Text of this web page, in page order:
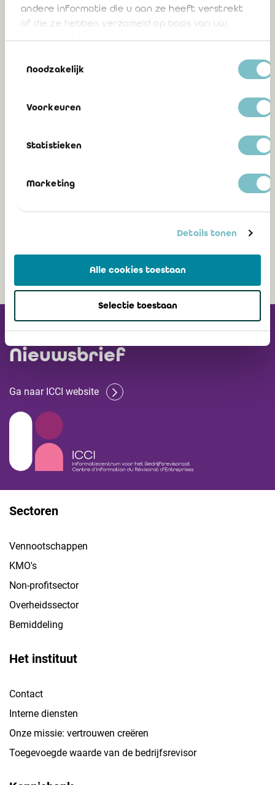
andere informatie die u aan ze heeft verstrekt
of die ze hebben verzameld op basis van uw
Noodzakelijk
Voorkeuren
Statistieken
Marketing
Details tonen
Alle cookies toestaan
Selectie toestaan
Reactie van het IBR op het CBN-
ontwerpadvies “Verbruiklening”
Reactie van het IBR op het CBN-
CV”
Ontvang onze
Nieuwsbrief
Ga naar ICCI website
Sectoren
Vennootschappen
KMO's
Non-profitsector
Overheidssector
Bemiddeling
Het instituut
Contact
Interne diensten
Onze missie: vertrouwen creëren
Toegevoegde waarde van de bedrijfsrevisor